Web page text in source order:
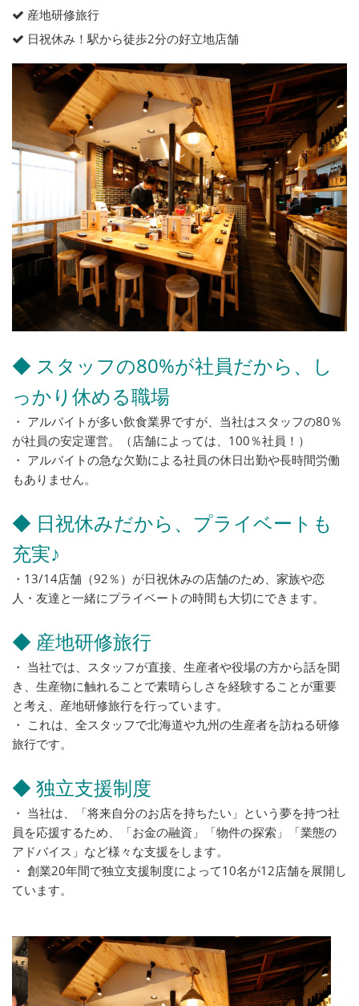
産地研修旅行
日祝休み！駅から徒歩2分の好立地店舗
◆ スタッフの80%が社員だから、し
っかり休める職場
・ アルバイトが多い飲食業界ですが、当社はスタッフの80％
が社員の安定運営。（店舗によっては、100％社員！）
・ アルバイトの急な欠勤による社員の休日出勤や長時間労働
もありません。
◆ 日祝休みだから、プライベートも
充実♪
・13/14店舗（92％）が日祝休みの店舗のため、家族や恋
人・友達と一緒にプライベートの時間も大切にできます。
◆ 産地研修旅行
・ 当社では、スタッフが直接、生産者や役場の方から話を聞
き、生産物に触れることで素晴らしさを経験することが重要
と考え、産地研修旅行を行っています。
・ これは、全スタッフで北海道や九州の生産者を訪ねる研修
旅行です。
◆ 独立支援制度
・ 当社は、「将来自分のお店を持ちたい」という夢を持つ社
員を応援するため、「お金の融資」「物件の探索」「業態の
アドバイス」など様々な支援をします。
・ 創業20年間で独立支援制度によって10名が12店舗を展開し
ています。